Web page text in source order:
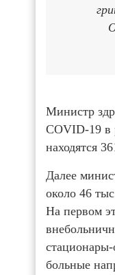
Министр
COVID-19 в
находятся
Далее
около 46
На первом
больные